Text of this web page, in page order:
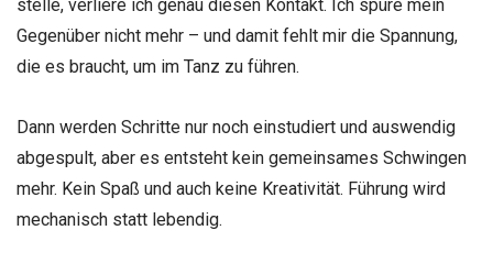
stelle, verliere ich genau diesen Kontakt. Ich spüre mein
Gegenüber nicht mehr – und damit fehlt mir die Spannung,
die es braucht, um im Tanz zu führen.
Dann werden Schritte nur noch einstudiert und auswendig
abgespult, aber es entsteht kein gemeinsames Schwingen
mehr. Kein Spaß und auch keine Kreativität. Führung wird
mechanisch statt lebendig.